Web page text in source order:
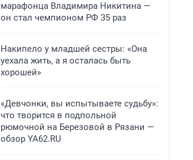
марафонца Владимира Никитина —
он стал чемпионом РФ 35 раз
Накипело у младшей сестры: «Она
уехала жить, а я осталась быть
хорошей»
«Девчонки, вы испытываете судьбу»:
что творится в подпольной
рюмочной на Березовой в Рязани —
обзор YA62.RU